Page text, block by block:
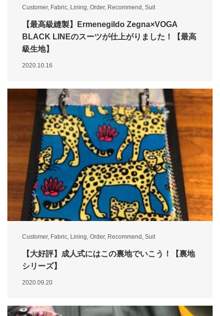
Customer, Fabric Lining Order, Recommend Suit
【最高級縫製】Ermenegildo Zegna×VOGA
BLACK LINEのスーツが仕上がりました！【最高
級生地】
2020.10.16
Customer, Fabric, Lining, Order, Recommend , Suit
【大好評】成人式にはこの裏地でいこう！【裏地
シリーズ】
2020.09.20